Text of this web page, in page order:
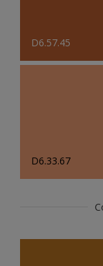
D6.57.45
D6.33.67